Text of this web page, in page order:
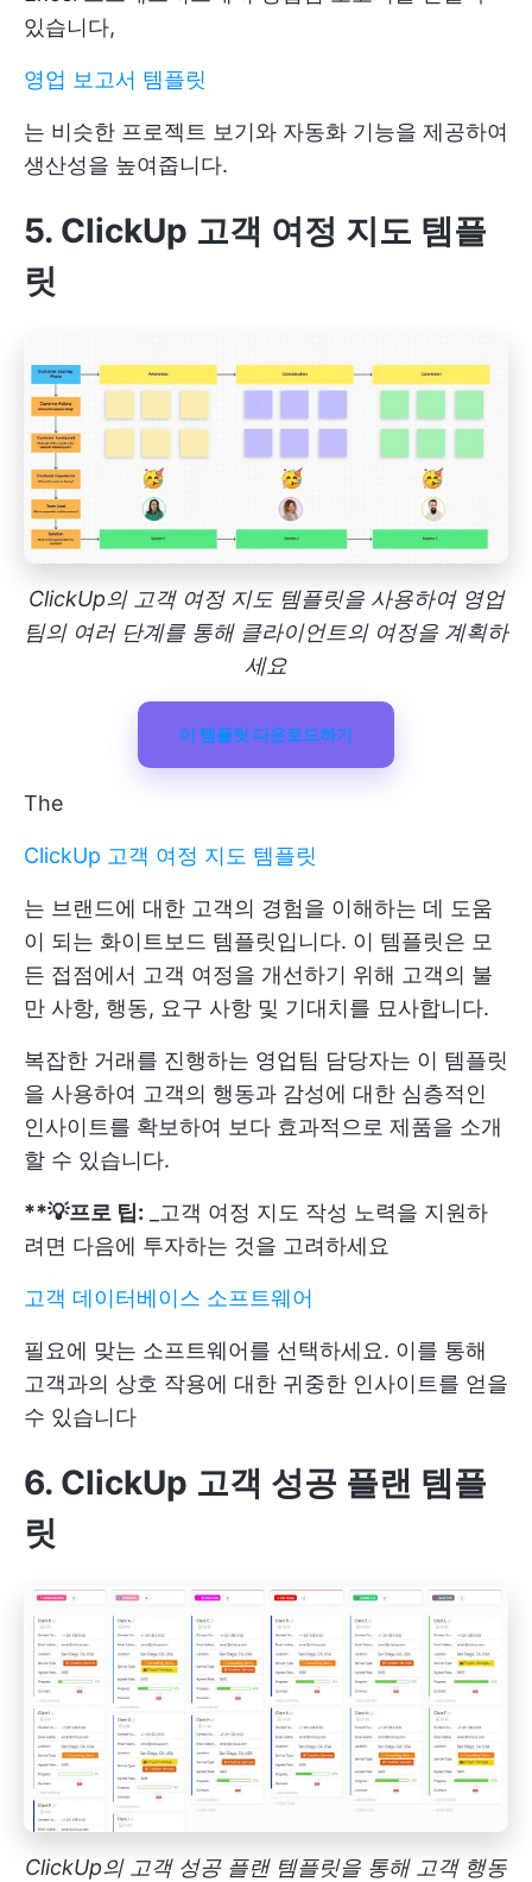
있습니다,
영업 보고서 템플릿
는 비슷한 프로젝트 보기와 자동화 기능을 제공하여
생산성을 높여줍니다.
5. ClickUp 고객 여정 지도 템플
릿
ClickUp의 고객 여정 지도 템플릿을 사용하여 영업
팀의 여러 단계를 통해 클라이언트의 여정을 계획하
세요
이 템플릿 다운로드하기
The
ClickUp 고객 여정 지도 템플릿
는 브랜드에 대한 고객의 경험을 이해하는 데 도움
이 되는 화이트보드 템플릿입니다. 이 템플릿은 모
든 접점에서 고객 여정을 개선하기 위해 고객의 불
만 사항, 행동, 요구 사항 및 기대치를 묘사합니다.
복잡한 거래를 진행하는 영업팀 담당자는 이 템플릿
을 사용하여 고객의 행동과 감성에 대한 심층적인
인사이트를 확보하여 보다 효과적으로 제품을 소개
할 수 있습니다.
**💡프로 팁: _고객 여정 지도 작성 노력을 지원하
려면 다음에 투자하는 것을 고려하세요
고객 데이터베이스 소프트웨어
필요에 맞는 소프트웨어를 선택하세요. 이를 통해
고객과의 상호 작용에 대한 귀중한 인사이트를 얻을
수 있습니다
6. ClickUp 고객 성공 플랜 템플
릿
ClickUp의 고객 성공 플랜 템플릿을 통해 고객 행동